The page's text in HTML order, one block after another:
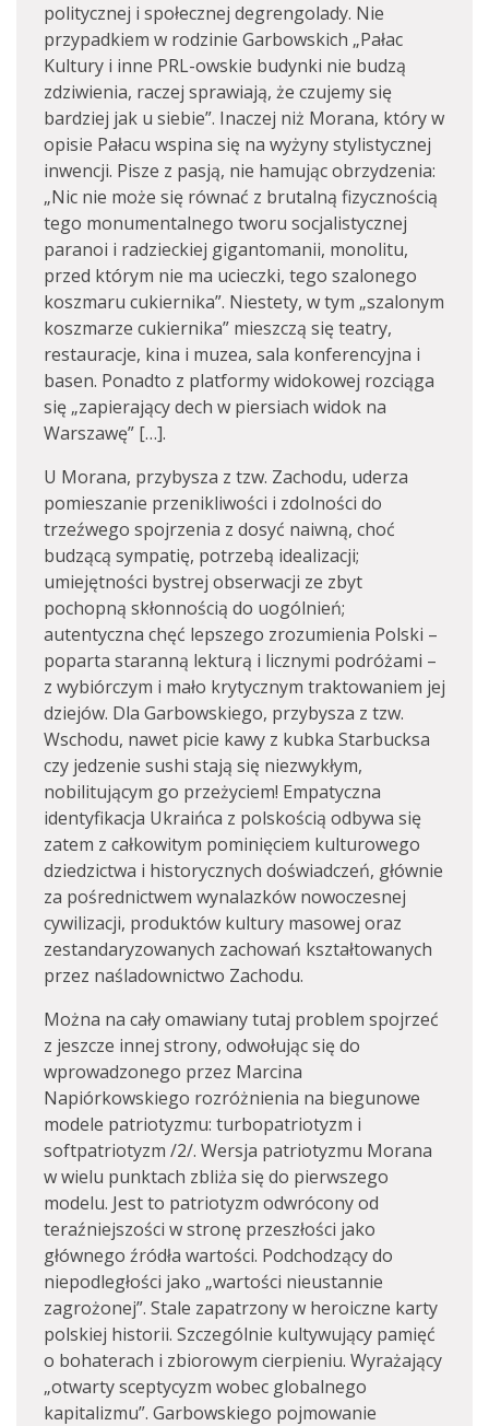
politycznej i społecznej degrengolady. Nie
przypadkiem w rodzinie Garbowskich „Pałac
Kultury i inne PRL-owskie budynki nie budzą
zdziwienia, raczej sprawiają, że czujemy się
bardziej jak u siebie”. Inaczej niż Morana, który w
opisie Pałacu wspina się na wyżyny stylistycznej
inwencji. Pisze z pasją, nie hamując obrzydzenia:
„Nic nie może się równać z brutalną fizycznością
tego monumentalnego tworu socjalistycznej
paranoi i radzieckiej gigantomanii, monolitu,
przed którym nie ma ucieczki, tego szalonego
koszmaru cukiernika”. Niestety, w tym „szalonym
koszmarze cukiernika” mieszczą się teatry,
restauracje, kina i muzea, sala konferencyjna i
basen. Ponadto z platformy widokowej rozciąga
się „zapierający dech w piersiach widok na
Warszawę” […].
U Morana, przybysza z tzw. Zachodu, uderza
pomieszanie przenikliwości i zdolności do
trzeźwego spojrzenia z dosyć naiwną, choć
budzącą sympatię, potrzebą idealizacji;
umiejętności bystrej obserwacji ze zbyt
pochopną skłonnością do uogólnień;
autentyczna chęć lepszego zrozumienia Polski –
poparta staranną lekturą i licznymi podróżami –
z wybiórczym i mało krytycznym traktowaniem jej
dziejów. Dla Garbowskiego, przybysza z tzw.
Wschodu, nawet picie kawy z kubka Starbucksa
czy jedzenie sushi stają się niezwykłym,
nobilitującym go przeżyciem! Empatyczna
identyfikacja Ukraińca z polskością odbywa się
zatem z całkowitym pominięciem kulturowego
dziedzictwa i historycznych doświadczeń, głównie
za pośrednictwem wynalazków nowoczesnej
cywilizacji, produktów kultury masowej oraz
zestandaryzowanych zachowań kształtowanych
przez naśladownictwo Zachodu.
Można na cały omawiany tutaj problem spojrzeć
z jeszcze innej strony, odwołując się do
wprowadzonego przez Marcina
Napiórkowskiego rozróżnienia na biegunowe
modele patriotyzmu: turbopatriotyzm i
softpatriotyzm /2/. Wersja patriotyzmu Morana
w wielu punktach zbliża się do pierwszego
modelu. Jest to patriotyzm odwrócony od
teraźniejszości w stronę przeszłości jako
głównego źródła wartości. Podchodzący do
niepodległości jako „wartości nieustannie
zagrożonej”. Stale zapatrzony w heroiczne karty
polskiej historii. Szczególnie kultywujący pamięć
o bohaterach i zbiorowym cierpieniu. Wyrażający
„otwarty sceptycyzm wobec globalnego
kapitalizmu”. Garbowskiego pojmowanie